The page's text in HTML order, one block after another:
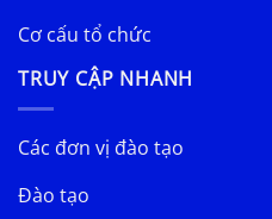
Cơ cấu tổ chức
TRUY CẬP NHANH
Các đơn vị đào tạo
Đào tạo